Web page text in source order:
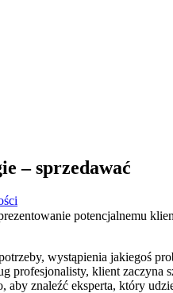
– sprzedawać
potencjalnemu
wystąpienia jakiegoś
profesjonalisty, klient zaczyna
znaleźć eksperta, który